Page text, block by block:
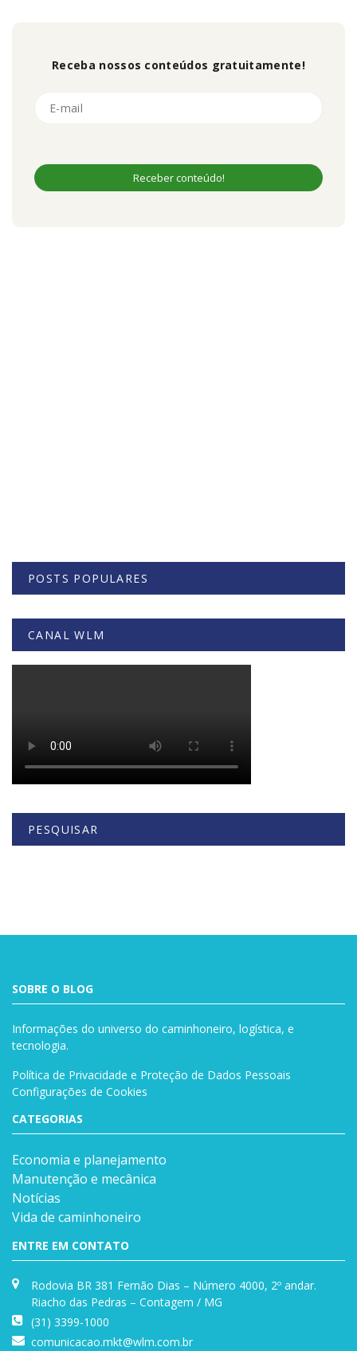
Receba nossos conteúdos gratuitamente!
POSTS POPULARES
CANAL WLM
PESQUISAR
SOBRE O BLOG
Informações do universo do caminhoneiro, logística, e
tecnologia.
Política de Privacidade e Proteção de Dados Pessoais
Configurações de Cookies
CATEGORIAS
Economia e planejamento
Manutenção e mecânica
Notícias
Vida de caminhoneiro
ENTRE EM CONTATO
Rodovia BR 381 Fernão Dias – Número 4000, 2º andar.
Riacho das Pedras – Contagem / MG
(31) 3399-1000
comunicacao.mkt@wlm.com.br